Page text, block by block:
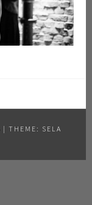
| THEME: SELA